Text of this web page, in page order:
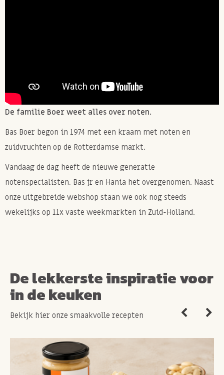
De familie Boer weet alles over noten.
Bas Boer begon in 1974 met een kraam met noten en
zuidvruchten op de Rotterdamse markt.
Vandaag de dag heeft de nieuwe generatie
notenspecialisten, Bas jr en Hania het overgenomen. Naast
onze uitgebreide webshop staan we ook nog steeds
wekelijks op 11x vaste weekmarkten in Zuid-Holland.
De lekkerste inspiratie voor
in de keuken
Bekijk hier onze smaakvolle recepten